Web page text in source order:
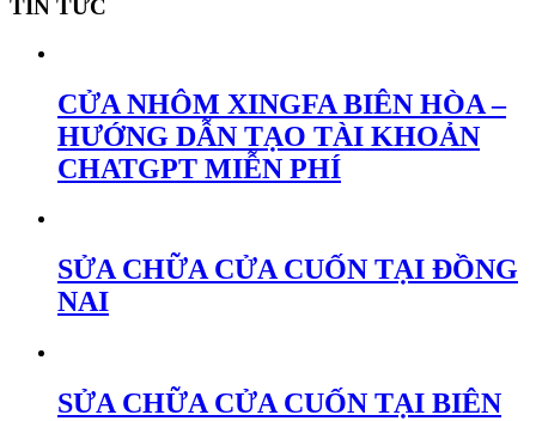
TIN TỨC
CỬA NHÔM XINGFA BIÊN HÒA –
HƯỚNG DẪN TẠO TÀI KHOẢN
CHATGPT MIỄN PHÍ
SỬA CHỮA CỬA CUỐN TẠI ĐỒNG
NAI
SỬA CHỮA CỬA CUỐN TẠI BIÊN